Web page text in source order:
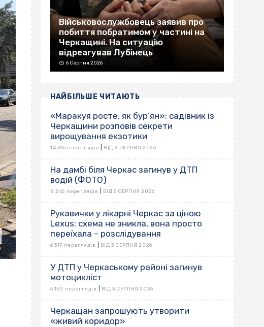
Військовослужбовець заявив про
побиття побратимом у частині на
Черкащині. На ситуацію
відреагував Лубінець
6 Серпня 2026
НАЙБІЛЬШЕ ЧИТАЮТЬ
«Маракуя росте, як бур’ян»: садівник із
Черкащини розповів секрети
вирощування екзотики
14 396 переглядів ВІД 2 СЕРПНЯ 2026
На дамбі біля Черкас загинув у ДТП
водій (ФОТО)
8 246 переглядів ВІД 5 СЕРПНЯ 2026
Рукавички у лікарні Черкас за ціною
Lexus: схема не зникла, вона просто
переїхала – розслідування
6 317 переглядів ВІД 3 СЕРПНЯ 2026
У ДТП у Черкаському районі загинув
мотоцикліст
6 150 переглядів ВІД 3 СЕРПНЯ 2026
Черкащан запрошують утворити
«живий коридор»